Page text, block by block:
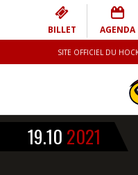
BILLET AGENDA
SITE OFFICIEL DU
19.10 2021